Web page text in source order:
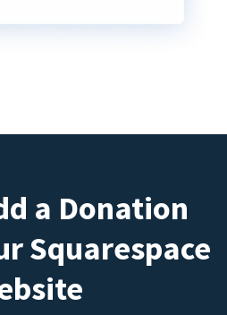
a Donation
Squarespace